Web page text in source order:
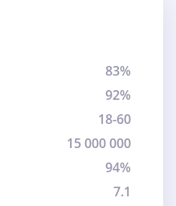
83%
92%
18-60
15 000 000
94%
7.1